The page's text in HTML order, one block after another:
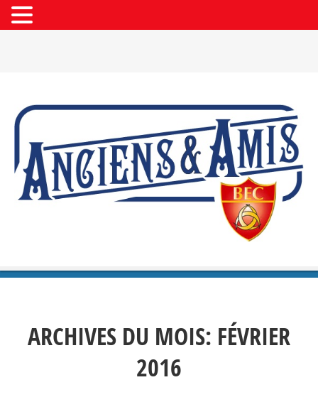
ARCHIVES DU MOIS: FÉVRIER
2016